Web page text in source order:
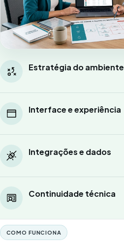
Estratégia do ambiente
Interface e experiência
Integrações e dados
Continuidade técnica
COMO FUNCIONA